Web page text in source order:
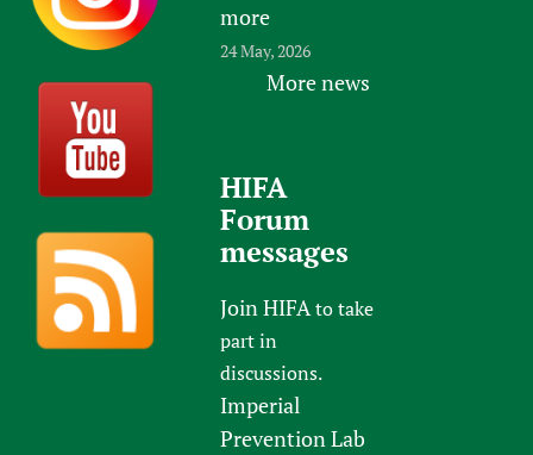
more
24 May, 2026
More news
HIFA
Forum
messages
Join HIFAto take
part in
discussions.
Imperial
Prevention Lab